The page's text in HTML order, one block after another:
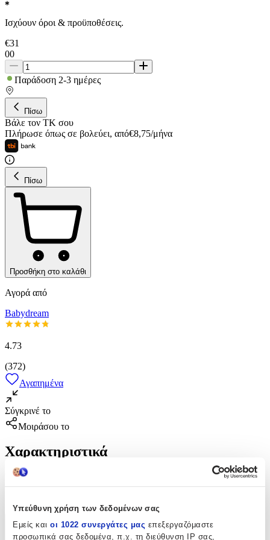
Υπεύθυνη χρήση των δεδομένων σας
Εμείς και οι 1022 συνεργάτες μας επεξεργαζόμαστε
προσωπικά σας δεδομένα, π.χ. τη διεύθυνση IP σας,
Ισχύουν όροι & προϋποθέσεις.
€31
00
Παράδοση 2-3 ημέρες
Πίσω
Βάλε τον ΤΚ σου
Πλήρωσε όπως σε βολεύει, από€8,75/μήνα
Πίσω
Προσθήκη στο καλάθι
Αγορά από
Babydream
4.73
(372)
Αγαπημένα
Σύγκρινέ το
Μοιράσου το
Χαρακτηριστικά
Κατασκευαστής
Χαρακτηριστικά